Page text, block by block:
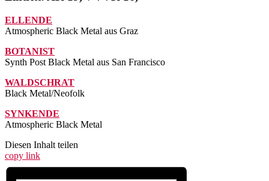
ELLENDE
Atmospheric Black Metal aus Graz
BOTANIST
Synth Post Black Metal aus San Francisco
WALDSCHRAT
Black Metal/Neofolk
SYNKENDE
Atmospheric Black Metal
Diesen Inhalt teilen
copy link